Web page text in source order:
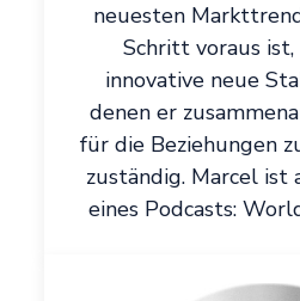
neuesten
Schritt voraus
innovative neue
denen er
für die Beziehungen
zuständig. Marcel ist
eines Podcasts: